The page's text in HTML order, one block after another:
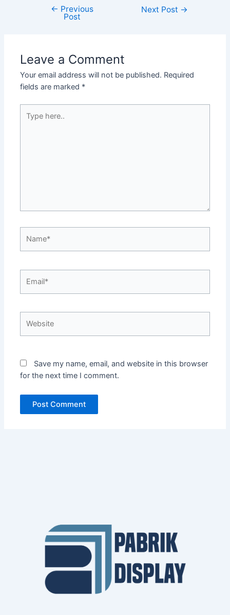
← Previous
Post
Next Post →
Leave a Comment
Your email address will not be published. Required
fields are marked *
here..
Save my name, email, and website in this browser
for the next time I comment.